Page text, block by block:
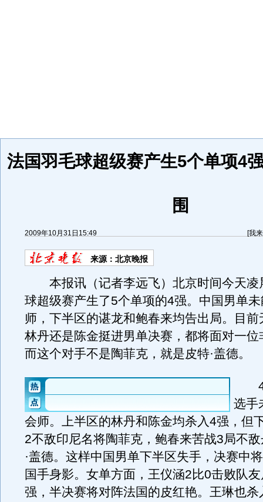
法国羽毛球超级赛产生5个单项4
围
2009年10月31日15:49 [我
来源： 北京晚报
本报讯（记者李远飞）北京时间今天凌
球超级赛产生了5个单项的4强。中国男单
师，下半区的谌龙和鲍春来均告出局。目
林丹还是陈金挺进男单决赛，都将面对一位
而这个对手不是陶菲克，就是皮特·盖德。
4
选手
会师。上半区的林丹和陈金均杀入4强，但
2不敌印尼名将陶菲克，鲍春来苦战3局不
·盖德。这样中国男单下半区失手，决赛中
国手身影。女单方面，王仪涵2比0击败队
强，半决赛将对阵法国的皮红艳。王琳也杀